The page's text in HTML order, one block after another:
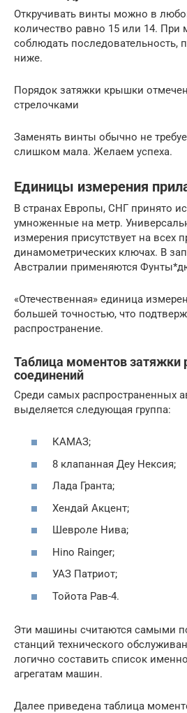
Откручивать винты можно в
количество равно 15 или 14. При
соблюдать последовательность,
ниже.
Порядок затяжки крышки
стрелочками
Заменять винты обычно не
слишком мала. Желаем успеха.
Единицы измерения
В странах Европы, СНГ принято
умноженные на метр.
измерения присутствует на всех
динамометрических ключах. В
Австралии применяются
«Отечественная» единица
большей точностью, что
распространение.
Таблица моментов затяжки
соединений
Среди самых распространенных
выделяется следующая группа:
КАМАЗ;
8 клапанная Деу Нексия;
Лада Гранта;
Хендай Акцент;
Шевроле Нива;
Hino Rainger;
УАЗ Патриот;
Тойота Рав-4.
Эти машины считаются самыми
станций технического
логично составить список
агрегатам машин.
Далее приведена таблица